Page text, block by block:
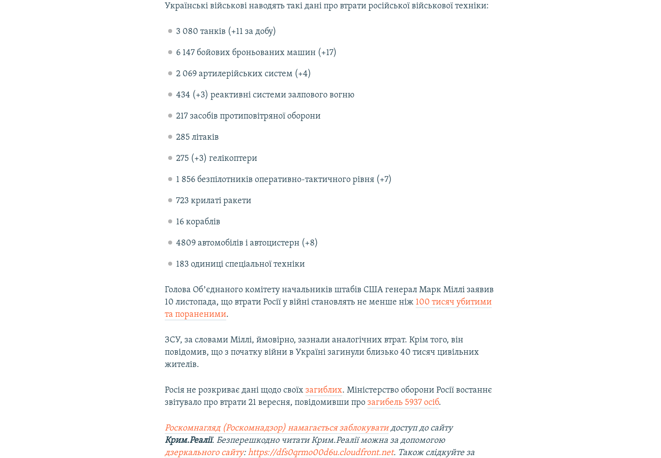
Українські військові наводять такі дані про втрати російської військової техніки:
3 080 танків (+11 за добу)
6 147 бойових броньованих машин (+17)
2 069 артилерійських систем (+4)
434 (+3) реактивні системи залпового вогню
217 засобів протиповітряної оборони
285 літаків
275 (+3) гелікоптери
1 856 безпілотників оперативно-тактичного рівня (+7)
723 крилаті ракети
16 кораблів
4809 автомобілів і автоцистерн (+8)
183 одиниці спеціальної техніки
Голова Обʼєднаного комітету начальників штабів США генерал Марк Міллі заявив
10 листопада, що втрати Росії у війні становлять не менше ніж 100 тисяч убитими
та пораненими.
ЗСУ, за словами Міллі, ймовірно, зазнали аналогічних втрат. Крім того, він
повідомив, що з початку війни в Україні загинули близько 40 тисяч цивільних
жителів.
Росія не розкриває дані щодо своїхзагиблих. Міністерство оборони Росії востаннє
звітувало про втрати 21 вересня, повідомивши прозагибель 5937 осіб.
Роскомнагляд (Роскомнадзор) намагається заблокуватидоступ до сайту
Крим.Реалії. Безперешкодно читати Крим.Реалії можна за допомогою
дзеркального сайту:https://dfs0qrmo00d6u.cloudfront.net. Також слідкуйте за